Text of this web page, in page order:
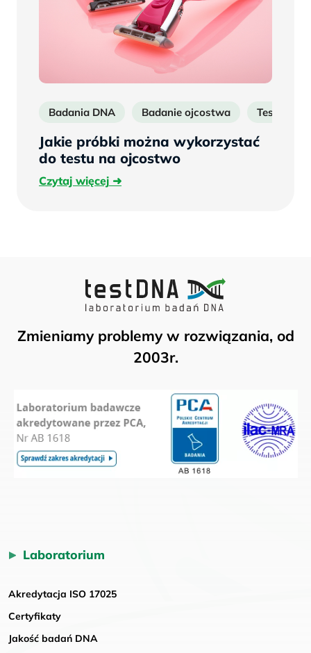
Badania DNA Badanie ojcostwa Test DNA
Jakie próbki można wykorzystać
do testu na ojcostwo
Czytaj więcejCzytaj
Zmieniamy problemy w rozwiązania, od
2003r.
Laboratorium
Akredytacja ISO 17025
Certyfikaty
Jakość badań DNA